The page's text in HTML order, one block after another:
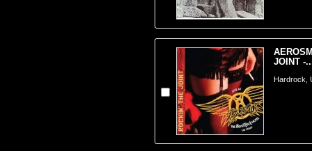
JOINT -
Hardrock,